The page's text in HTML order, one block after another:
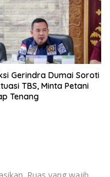
Gerindra Dumai Soroti
TBS, Minta Petani
Tenang